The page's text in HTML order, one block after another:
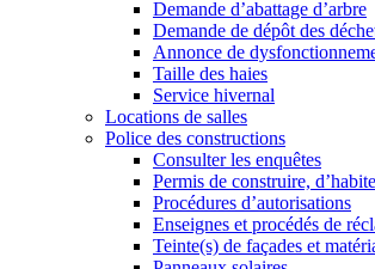
Demande d’abattage d’arbre
Demande de dépôt des
Annonce de
Taille des haies
Service hivernal
Locations de salles
Police des constructions
Consulter les enquêtes
Permis de construire,
Procédures d’autorisations
Enseignes et procédés de
Teinte(s) de façades et